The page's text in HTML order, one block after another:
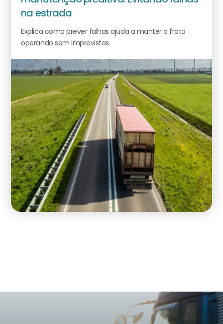
na estrada
Explica como prever falhas ajuda a manter a frota
operando sem imprevistos.